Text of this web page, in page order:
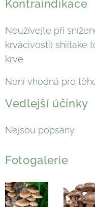
Kontraindikace
Neužívejte při
krvácivosti) shiitake
krve.
Není vhodná pro
Vedlejší účinky
Nejsou popsány.
Fotogalerie